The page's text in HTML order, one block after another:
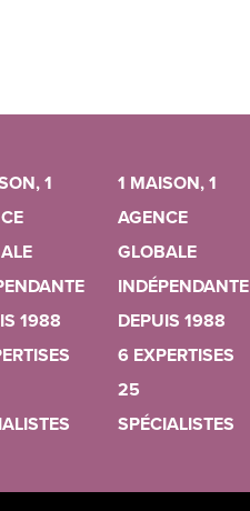
1
1988
1 MAISON, 1
AGENCE
GLOBALE
INDÉPENDANTE
DEPUIS 1988
6 EXPERTISES
25
SPÉCIALISTES